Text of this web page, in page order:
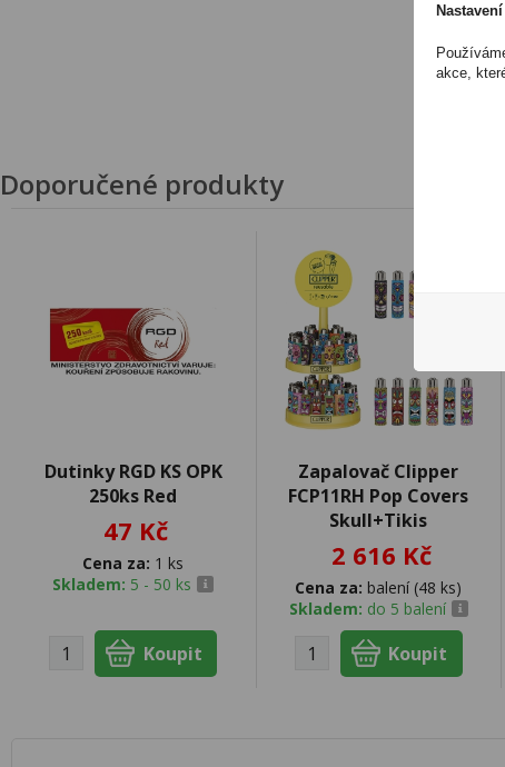
Doporučené produkty
Dutinky RGD KS OPK
250ks Red
47 Kč
Cena za: 1 ks
Skladem: 5 - 50 ks
Zapalovač Clipper
FCP11RH Pop Covers
Skull+Tikis
2 616 Kč
Cena za: balení (48 ks)
Skladem: do 5 balení
akce,